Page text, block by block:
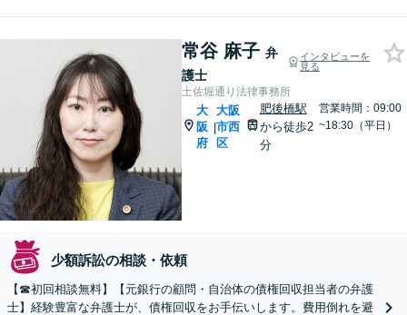
常谷 麻子 弁
護士
インタビューを
見る
土佐堀通り法律事務所
大
阪
府
|
大阪
市西
区
肥後橋駅
から徒歩2
分
営業時間：09:00
~18:30（平日）
少額訴訟の相談・依頼
【☎︎初回相談無料】【元銀行の顧問・自治体の債権回収担当者の弁護
士】経験豊富な弁護士が、債権回収をお手伝いします。費用倒れを避